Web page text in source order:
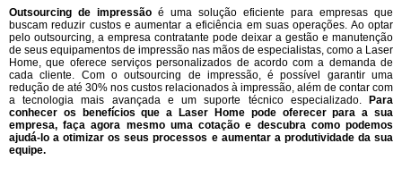
Outsourcing de impressão é uma solução eficiente para empresas que
buscam reduzir custos e aumentar a eficiência em suas operações. Ao optar
pelo outsourcing, a empresa contratante pode deixar a gestão e manutenção
de seus equipamentos de impressão nas mãos de especialistas, como a Laser
Home, que oferece serviços personalizados de acordo com a demanda de
cada cliente. Com o outsourcing de impressão, é possível garantir uma
redução de até 30% nos custos relacionados à impressão, além de contar com
a tecnologia mais avançada e um suporte técnico especializado. Para
conhecer os benefícios que a Laser Home pode oferecer para a sua
empresa, faça agora mesmo uma cotação e descubra como podemos
ajudá-lo a otimizar os seus processos e aumentar a produtividade da sua
equipe.